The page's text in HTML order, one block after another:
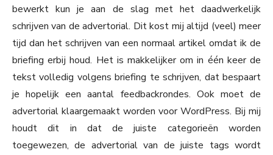
bewerkt kun je aan de slag met het daadwerkelijk
schrijven van de advertorial. Dit kost mij altijd (veel) meer
tijd dan het schrijven van een normaal artikel omdat ik de
briefing erbij houd. Het is makkelijker om in één keer de
tekst volledig volgens briefing te schrijven, dat bespaart
je hopelijk een aantal feedbackrondes. Ook moet de
advertorial klaargemaakt worden voor WordPress. Bij mij
houdt dit in dat de juiste categorieën worden
toegewezen, de advertorial van de juiste tags wordt